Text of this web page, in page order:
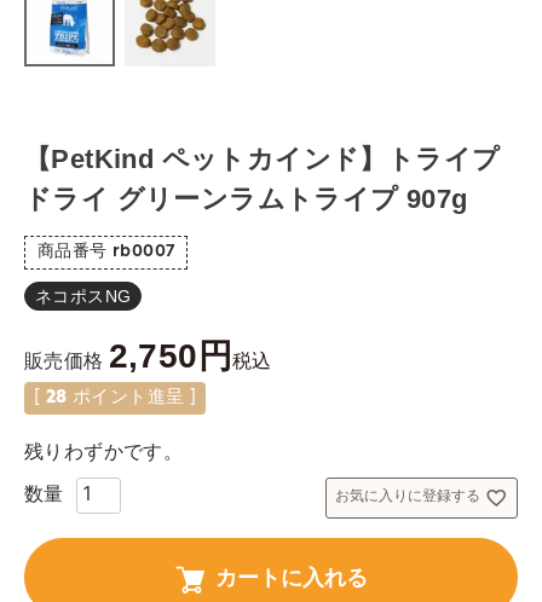
【PetKind ペットカインド】トライプ
ドライ グリーンラムトライプ 907g
商品番号 rb0007
ネコポスNG
販売価格 2,750 税込
28 ポイント進呈 ]
残りわずかです。
お気に入りに登録する
カートに入れる